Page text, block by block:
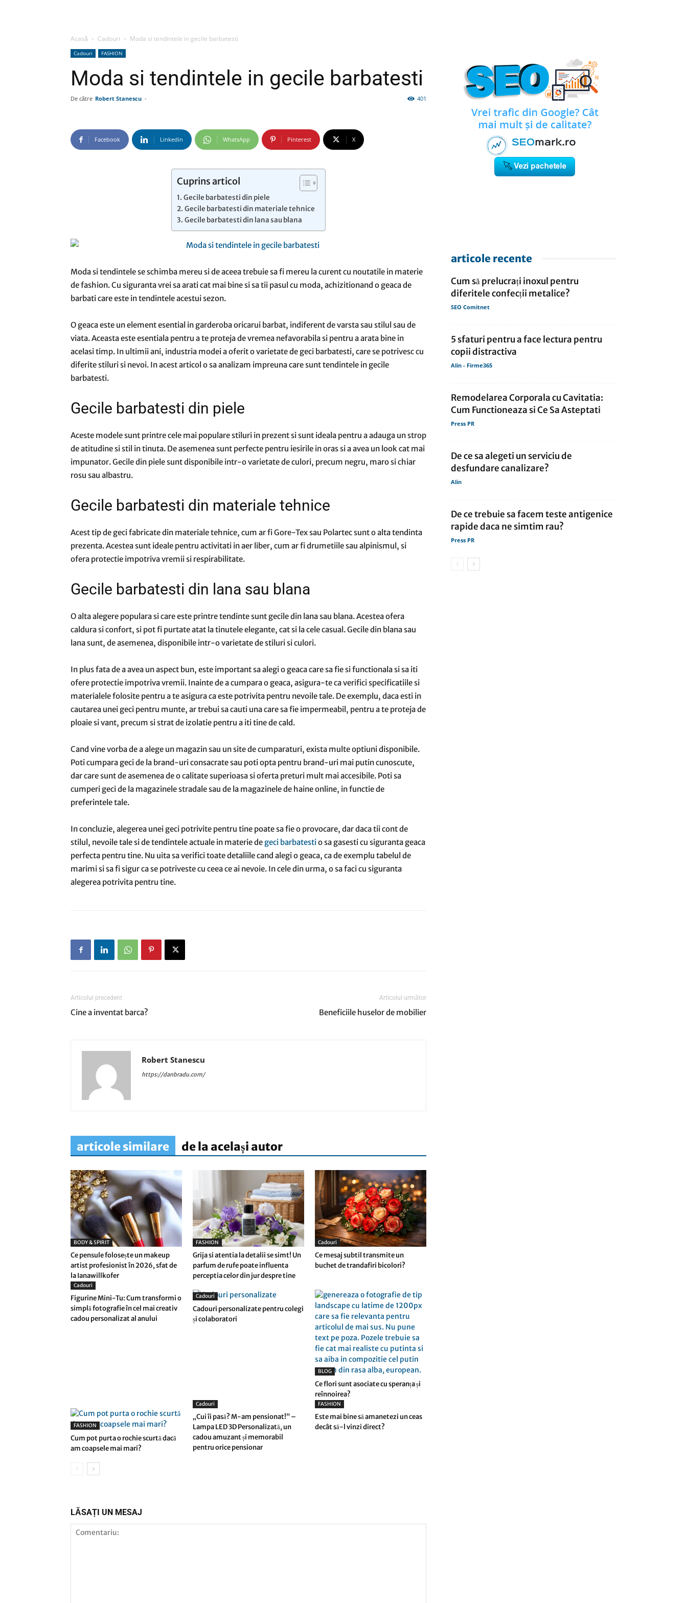
si
Acasă Cadouri Moda si tendintele in gecile barbatesti
Cadouri FASHION
Moda si tendintele in gecile barbatesti
De către Robert Stanescu - 401
Facebook Linkedin WhatsApp Pinterest X
Cuprins articol
Gecile barbatesti din piele
Gecile barbatesti din materiale tehnice
Gecile barbatesti din lana sau blana
Moda si tendintele se schimba mereu si de aceea trebuie sa fi mereu la curent cu noutatile in materie
de fashion. Cu siguranta vrei sa arati cat mai bine si sa tii pasul cu moda, achizitionand o geaca de
barbati care este in tendintele acestui sezon.
O geaca este un element esential in garderoba oricarui barbat, indiferent de varsta sau stilul sau de
viata. Aceasta este esentiala pentru a te proteja de vremea nefavorabila si pentru a arata bine in
acelasi timp. In ultimii ani, industria modei a oferit o varietate de geci barbatesti, care se potrivesc cu
diferite stiluri si nevoi. In acest articol o sa analizam impreuna care sunt tendintele in gecile
barbatesti.
Gecile barbatesti din piele
Aceste modele sunt printre cele mai populare stiluri in prezent si sunt ideala pentru a adauga un strop
de atitudine si stil in tinuta. De asemenea sunt perfecte pentru iesirile in oras si a avea un look cat mai
impunator. Gecile din piele sunt disponibile intr-o varietate de culori, precum negru, maro si chiar
rosu sau albastru.
Gecile barbatesti din materiale tehnice
Acest tip de geci fabricate din materiale tehnice, cum ar fi Gore-Tex sau Polartec sunt o alta tendinta
prezenta. Acestea sunt ideale pentru activitati in aer liber, cum ar fi drumetiile sau alpinismul, si
ofera protectie impotriva vremii si respirabilitate.
Gecile barbatesti din lana sau blana
O alta alegere populara si care este printre tendinte sunt gecile din lana sau blana. Acestea ofera
caldura si confort, si pot fi purtate atat la tinutele elegante, cat si la cele casual. Gecile din blana sau
lana sunt, de asemenea, disponibile intr-o varietate de stiluri si culori.
In plus fata de a avea un aspect bun, este important sa alegi o geaca care sa fie si functionala si sa iti
ofere protectie impotriva vremii. Inainte de a cumpara o geaca, asigura-te ca verifici specificatiile si
materialele folosite pentru a te asigura ca este potrivita pentru nevoile tale. De exemplu, daca esti in
cautarea unei geci pentru munte, ar trebui sa cauti una care sa fie impermeabil, pentru a te proteja de
ploaie si vant, precum si strat de izolatie pentru a iti tine de cald.
Cand vine vorba de a alege un magazin sau un site de cumparaturi, exista multe optiuni disponibile.
Poti cumpara geci de la brand-uri consacrate sau poti opta pentru brand-uri mai putin cunoscute,
dar care sunt de asemenea de o calitate superioasa si oferta preturi mult mai accesibile. Poti sa
cumperi geci de la magazinele stradale sau de la magazinele de haine online, in functie de
preferintele tale.
In concluzie, alegerea unei geci potrivite pentru tine poate sa fie o provocare, dar daca tii cont de
stilul, nevoile tale si de tendintele actuale in materie de geci barbatestio sa gasesti cu siguranta geaca
perfecta pentru tine. Nu uita sa verifici toate detaliile cand alegi o geaca, ca de exemplu tabelul de
marimi si sa fi sigur ca se potriveste cu ceea ce ai nevoie. In cele din urma, o sa faci cu siguranta
alegerea potrivita pentru tine.
Articolul precedent
Cine a inventat barca?
Articolul următor
Beneficiile huselor de mobilier
Robert Stanescu
https://danbradu.com/
articole similare de la același autor
BODY & SPIRIT
Ce pensule folosește un makeup
artist profesionist în 2026, sfat de
la Ianawillkofer
FASHION
Grija si atentia la detalii se simt! Un
parfum de rufe poate influenta
perceptia celor din jur despre tine
Cadouri
Ce mesaj subtil transmite un
buchet de trandafiri bicolori?
Cadouri
Figurine Mini-Tu: Cum transformi o
simplă fotografie în cel mai creativ
cadou personalizat al anului
Cadouri
Cadouri personalizate pentru colegi
și colaboratori
BLOG
Ce flori sunt asociate cu speranța și
reînnoirea?
FASHION
Cum pot purta o rochie scurtă dacă
am coapsele mai mari?
Cadouri
„Cui îi pasă? M-am pensionat!” –
Lampa LED 3D Personalizată, un
cadou amuzant și memorabil
pentru orice pensionar
FASHION
Este mai bine să amanetezi un ceas
decât să-l vinzi direct?
LĂSAȚI UN MESAJ
articole recente
Cum să prelucrați inoxul pentru
diferitele confecții metalice?
SEO Comitnet
5 sfaturi pentru a face lectura pentru
copii distractiva
Alin - Firme365
Remodelarea Corporala cu Cavitatia:
Cum Functioneaza si Ce Sa Asteptati
Press PR
De ce sa alegeti un serviciu de
desfundare canalizare?
Alin
De ce trebuie sa facem teste antigenice
rapide daca ne simtim rau?
Press PR